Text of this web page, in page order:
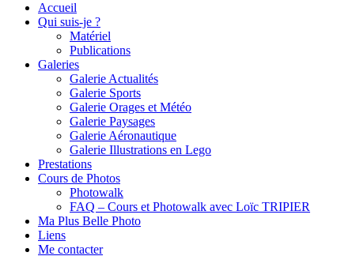
Accueil
Qui suis-je ?
Matériel
Publications
Galeries
Galerie Actualités
Galerie Sports
Galerie Orages et Météo
Galerie Paysages
Galerie Aéronautique
Galerie Illustrations en Lego
Prestations
Cours de Photos
Photowalk
FAQ – Cours et Photowalk avec Loïc TRIPIER
Ma Plus Belle Photo
Liens
Me contacter